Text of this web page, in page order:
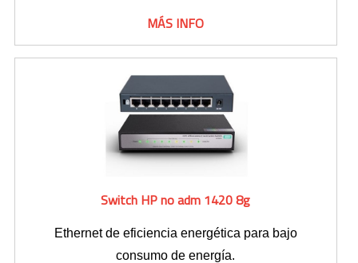
MÁS INFO
Switch HP no adm 1420 8g
Ethernet de eficiencia energética para bajo
consumo de energía.